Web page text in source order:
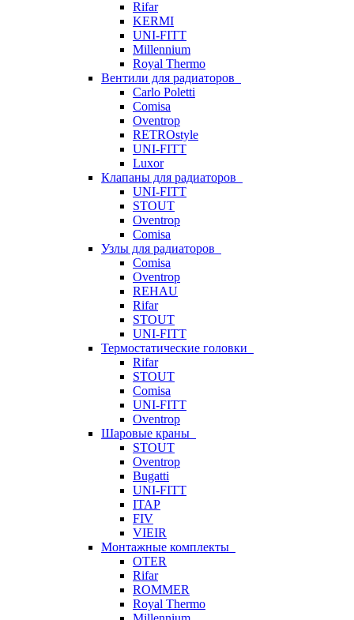
Rifar
KERMI
UNI-FITT
Millennium
Royal Thermo
Вентили для радиаторов
Carlo Poletti
Comisa
Oventrop
RETROstyle
UNI-FITT
Luxor
Клапаны для радиаторов
UNI-FITT
STOUT
Oventrop
Comisa
Узлы для радиаторов
Comisa
Oventrop
REHAU
Rifar
STOUT
UNI-FITT
Термостатические головки
Rifar
STOUT
Comisa
UNI-FITT
Oventrop
Шаровые краны
STOUT
Oventrop
Bugatti
UNI-FITT
ITAP
FIV
VIEIR
Монтажные комплекты
OTER
Rifar
ROMMER
Royal Thermo